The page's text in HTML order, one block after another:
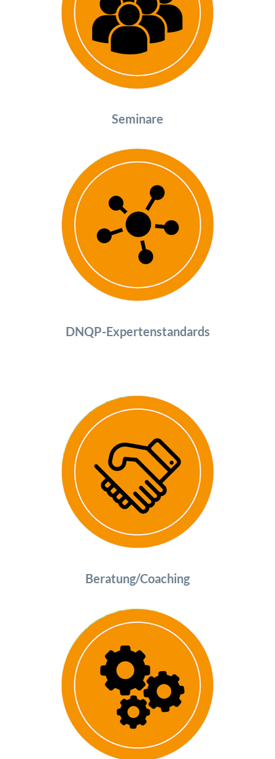
Seminare
DNQP-Expertenstandards
Beratung/Coaching